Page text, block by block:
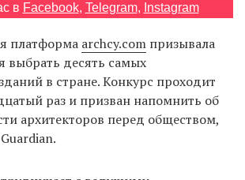
в Facebook, Telegram, Instagram
платформа archcy.com призывала
выбрать десять самых
в стране. Конкурс проходит
раз и призван напомнить об
архитекторов перед обществом,